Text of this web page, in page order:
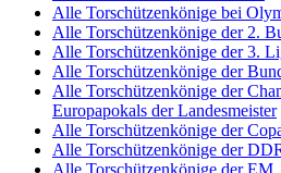
Alle Torschützenkönige bei
Alle Torschützenkönige der 2.
Alle Torschützenkönige der 3.
Alle Torschützenkönige der
Alle Torschützenkönige der
Europapokals der Landesmeister
Alle Torschützenkönige der
Alle Torschützenkönige der
Alle Torschützenkönige der EM